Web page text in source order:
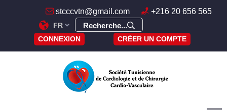
stcccvtn@gmail.com +216 20 656 565
FR Recherche...
CONNEXION CRÉER UN COMPTE